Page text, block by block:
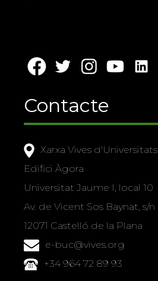
Contacte
Xarxa Vives d'Universitats
Edifici Àgora
Universitat Jaume I, local 10
Av. de Vicent Sos Baynat, s/n
12071 Castelló de la Plana
e-buc@vives.org
+34 964 72 89 93